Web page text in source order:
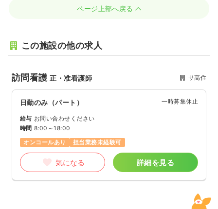
ページ上部へ戻る
この施設の他の求人
訪問看護正・准看護師 サ高住
日勤のみ（パート） 一時募集休止
給与 お問い合わせください
時間 8:00～18:00
オンコールあり
担当業務未経験可
気になる 詳細を見る